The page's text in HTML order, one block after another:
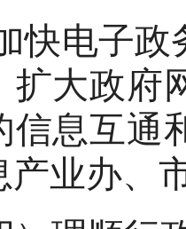
快电子
扩大政府
信息互通
产业办、